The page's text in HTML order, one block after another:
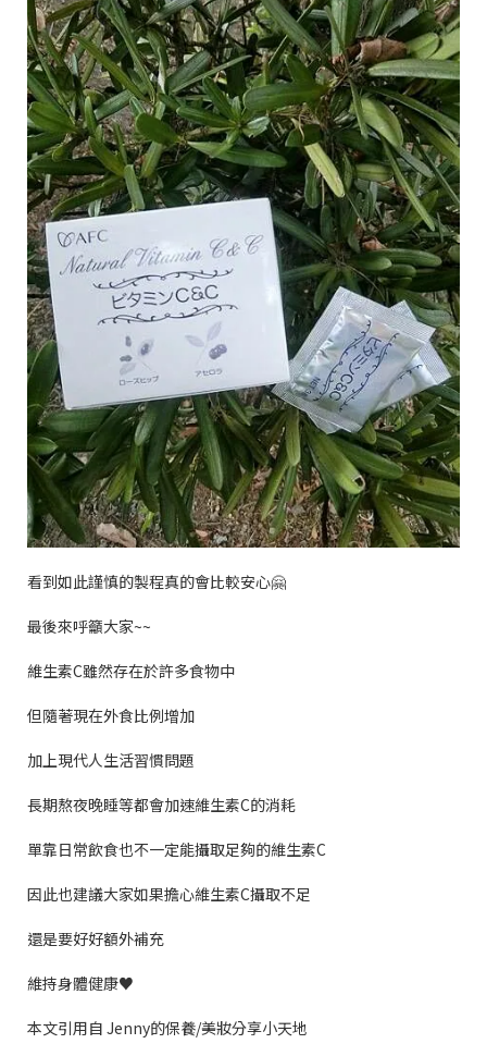
看到如此謹慎的製程真的會比較安心🤗
最後來呼籲大家~~
維生素C雖然存在於許多食物中
但隨著現在外食比例增加
加上現代人生活習慣問題
長期熬夜晚睡等都會加速維生素C的消耗
單靠日常飲食也不一定能攝取足夠的維生素C
因此也建議大家如果擔心維生素C攝取不足
還是要好好額外補充
維持身體健康♥️
本文引用自 Jenny的保養/美妝分享小天地